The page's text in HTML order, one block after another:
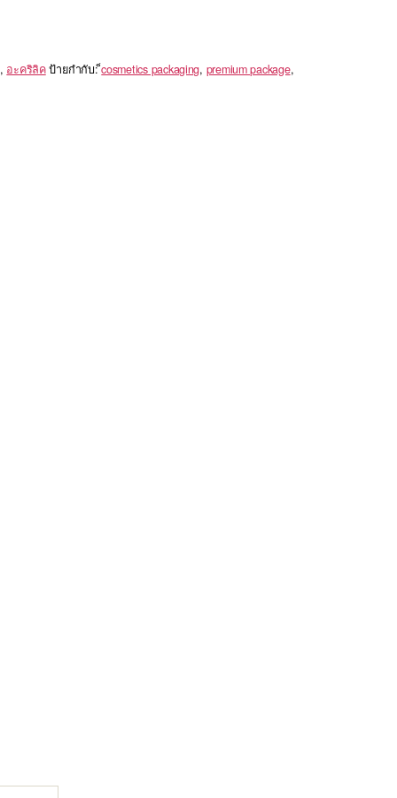
, อะคริลิค ป้ายกำกับ:็cosmetics packaging, premium package,